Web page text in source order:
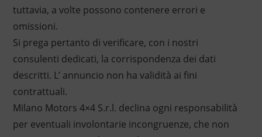
tuttavia, a volte possono contenere errori e
omissioni.
Si prega pertanto di verificare, con i nostri
consulenti dedicati, la corrispondenza dei dati
descritti. L’ annuncio non ha validità ai fini
contrattuali.
Milano Motors 4×4 S.r.l. declina ogni responsabilità
per eventuali involontarie incongruenze, che non